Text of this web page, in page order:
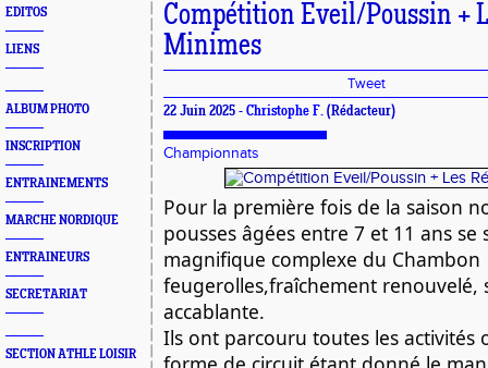
EDITOS
LIENS
ALBUM PHOTO
INSCRIPTION
ENTRAINEMENTS
MARCHE NORDIQUE
ENTRAINEURS
SECRETARIAT
SECTION ATHLE LOISIR
Compétition Eveil/Poussin +
Minimes
Tweet
22 Juin 2025 - Christophe F. (Rédacteur)
Championnats
Pour la première fois de la saison
pousses âgées entre 7 et 11 ans
magnifique complexe du Chambon
feugerolles,fraîchement renouvelé,
accablante.
Ils ont parcouru toutes les activités